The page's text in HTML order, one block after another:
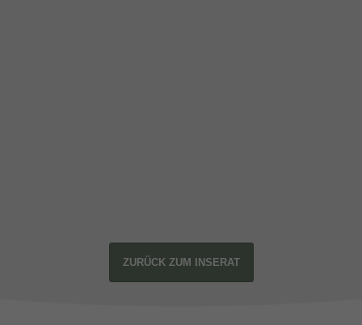
ZURÜCK ZUM INSERAT